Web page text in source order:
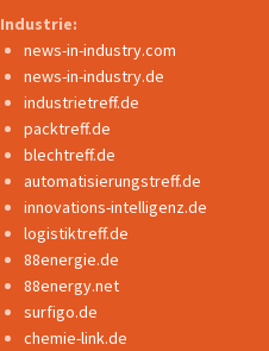
Industrie:
news-in-industry.com
news-in-industry.de
industrietreff.de
packtreff.de
blechtreff.de
automatisierungstreff.de
innovations-intelligenz.de
logistiktreff.de
88energie.de
88energy.net
surfigo.de
chemie-link.de